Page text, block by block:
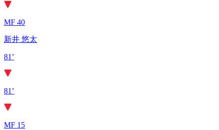
MF 40
新井 悠太
81’
81’
MF 15